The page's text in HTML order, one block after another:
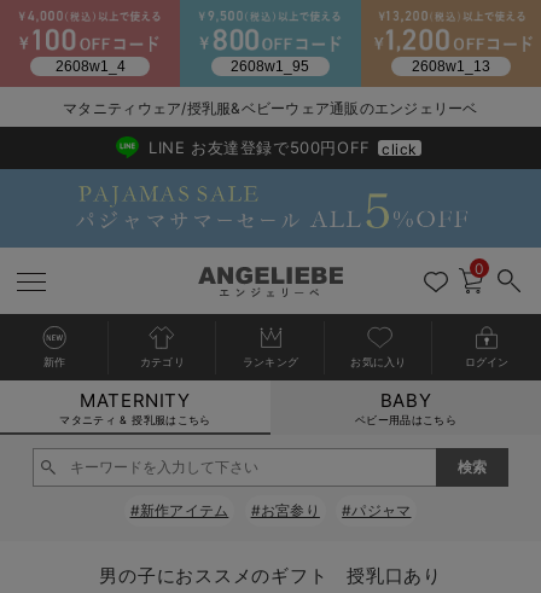
マタニティウェア全て
マタニティ ワンピース
マタニティ 下着・インナー全て
授乳ブラ・マタニティブラ（マタニティインナー・産後用品）
授乳服全て
マタニティ フォーマル全て
マタニティ スーツ
授乳用品全て
妊婦用 抱き枕・授乳クッション
マタニティレッグウェア全て
マタニティストッキング・タイツ
マタニティ ボディケア全て
アウトレット全て
【アウトレット】ワンピース
特集全て
再入荷全て
再入荷｜インナー
戻る
送料無料アイテム全て
ワンピース
戻る
ブラキャミ おまとめ
戻る
【37周年祭セール】
【37周年祭セール】
戻る
気温差別オススメア
【15℃】3月下旬～
戻る
動きやすく着回しで
戻る
強撚スムース(コスパ
戻る
マタニティウェア
【おまとめ割】パジ
戻る
こだわりの履き心地
カジュアル
戻る
ジャケット派
戻る
出産準備応援割全て
マタニティパジャマ
戻る
【オフィスカジュア
戻る
レギンスタイプ
戻る
【フォーマル】ワン
戻る
【ベビー】長袖
戻る
ハンカチ
戻る
快適ウェア10%OFF
戻る
春のマタニティワン
セットアップ・ レイ
戻る
Gift Selection 出産
〜3,000円（税込）
戻る
冬の冷え対策インナ
薄くてあったか
戻る
入院準備の持ち物チ
入院してすぐ使うグ
戻る
冬のあったか特集全て
【冬のあったか特集
マタニティウェア/授乳服&ベビーウェア通販のエンジェリーベ
2026/NewArrival
送料495円(一部地域を除く) 7,700円以上で送料無料
LINE お友達登録で500円OFF click
0
新作 カテゴリ ランキング お気に入り ログイン
MATERNITY
マタニティ & 授乳服はこちら
BABY
ベビー用品はこちら
#新作アイテム #お宮参り #パジャマ
男の子におススメのギフト 授乳口あり
カートに入れる
閉じる